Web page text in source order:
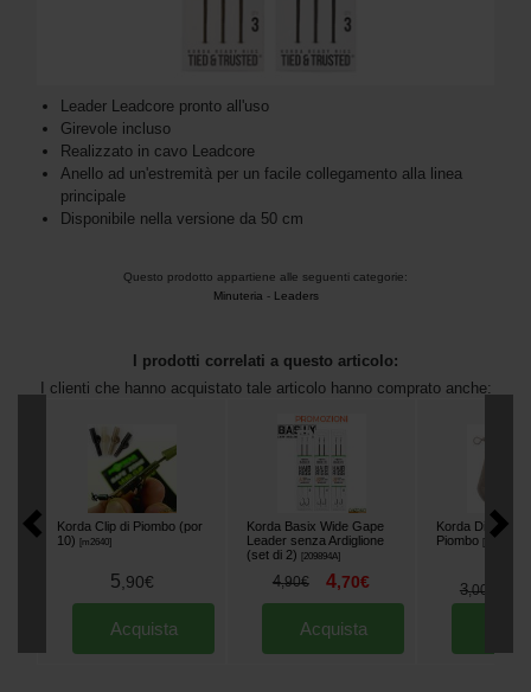
Leader Leadcore pronto all'uso
Girevole incluso
Realizzato in cavo Leadcore
Anello ad un'estremità per un facile collegamento alla linea
principale
Disponibile nella versione da 50 cm
Questo prodotto appartiene alle seguenti categorie:
Minuteria - Leaders
I prodotti correlati a questo articolo:
I clienti che hanno acquistato tale articolo hanno comprato anche:
Korda Clip di Piombo (por
10)
[m2640]
5 90€
Acquista
Korda Basix Wide Gape
Leader senza Ardiglione
(set di 2)
209894A]
4,90€ 4,70€
Acquista
Korda Distance
Piombo
3,00